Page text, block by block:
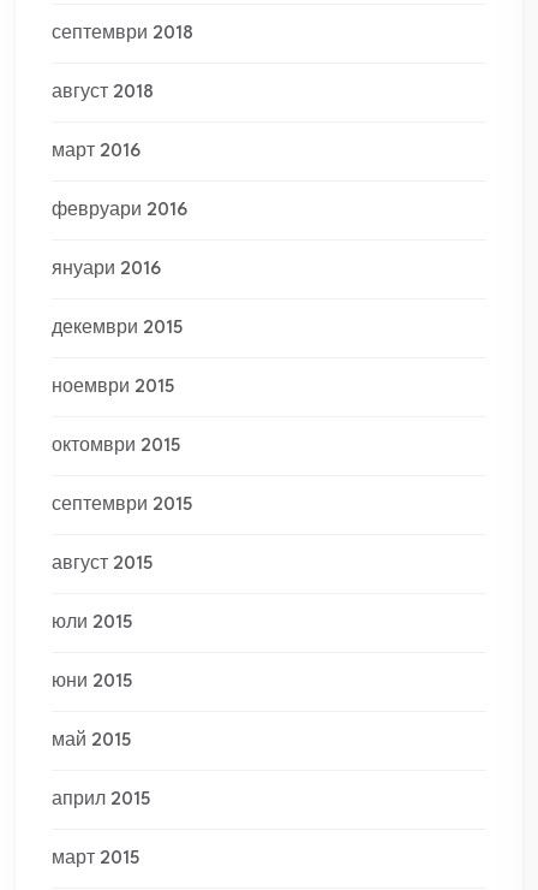
септември 2018
август 2018
март 2016
февруари 2016
януари 2016
декември 2015
ноември 2015
октомври 2015
септември 2015
август 2015
юли 2015
юни 2015
май 2015
април 2015
март 2015